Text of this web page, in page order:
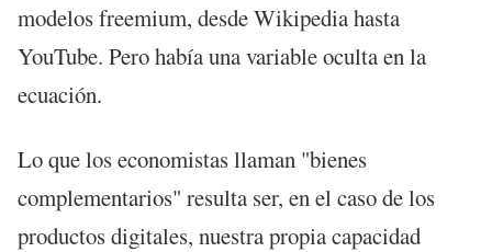
modelos freemium, desde Wikipedia hasta
YouTube. Pero había una variable oculta en la
ecuación.
Lo que los economistas llaman "bienes
complementarios" resulta ser, en el caso de los
productos digitales, nuestra propia capacidad